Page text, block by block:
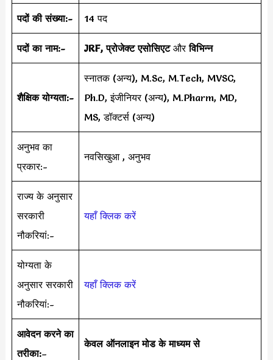
पदों की संख्या:- 14 पद
पदों का नाम:- JRF, प्रोजेक्ट एसोसिएटऔरविभिन्न
शैक्षिक योग्यता:-
स्नातक (अन्य), M.Sc, M.Tech, MVSC,
Ph.D, इंजीनियर (अन्य), M.Pharm, MD,
MS, डॉक्टर्स (अन्य)
अनुभव का
प्रकार:-
नवसिखुआ , अनुभव
राज्य के अनुसार
सरकारी
नौकरियां:-
यहाँ क्लिक करें
योग्यता के
अनुसार सरकारी
नौकरियां:-
यहाँ क्लिक करें
आवेदन करने का
तरीका:–
केवल ऑनलाइन मोड के माध्यम से